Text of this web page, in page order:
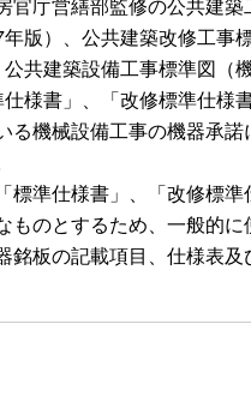
年版）、公共建築改修工事
共建築設備工事標準図（
仕様書」、「改修標準仕様
る機械設備工事の機器承
標準仕様書」、「改修標
ものとするため、一般的
銘板の記載項目、仕様表